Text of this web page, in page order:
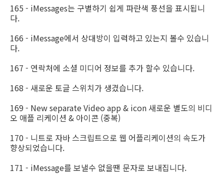
165 - iMessages는 구별하기 쉽게 파란색 풍선을 표시됩니
다.
166 - iMessage에서 상대방이 입력하고 있는지 볼수 있습니
다.
167 - 연락처에 소셜 미디어 정보를 추가 할수 있습니다.
168 - 새로운 토글 스위치가 생겼습니다.
169 - New separate Video app & icon 새로운 별도의 비디
오 애플 리케이션 & 아이콘 (중복)
170 - 니트로 자바 스크립트으로 웹 어플리케이션의 속도가
향상되었습니다.
171 - iMessage를 보낼수 없을땐 문자로 보내집니다.